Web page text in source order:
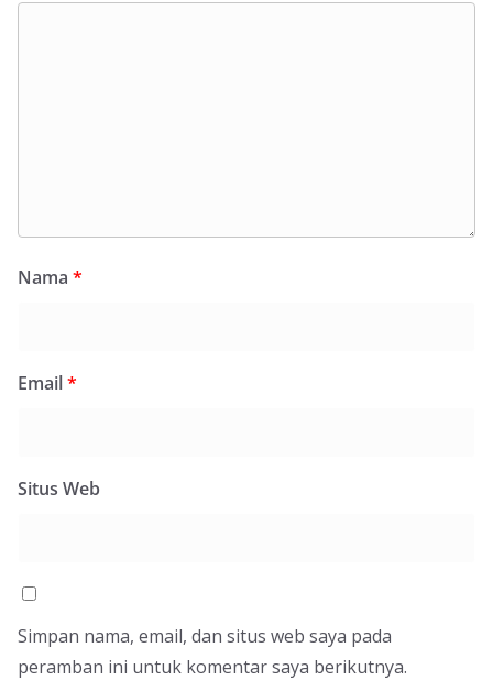
Nama *
Email*
Situs Web
Simpan nama, email, dan situs web saya pada
peramban ini untuk komentar saya berikutnya.